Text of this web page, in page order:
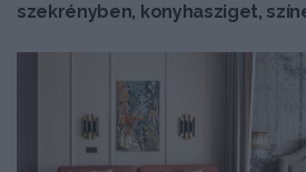
szekrényben, konyhasziget,